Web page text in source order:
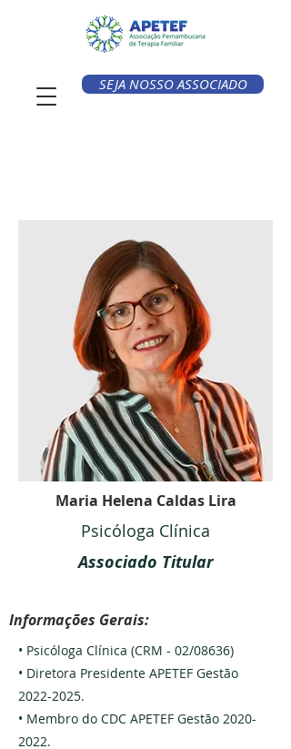
SEJA NOSSO ASSOCIADO
Maria Helena Caldas Lira
Psicóloga Clínica
Associado Titular
Informações Gerais:
• Psicóloga Clínica (CRM - 02/08636)
• Diretora Presidente APETEF Gestão
2022-2025.
• Membro do CDC APETEF Gestão 2020-
2022.